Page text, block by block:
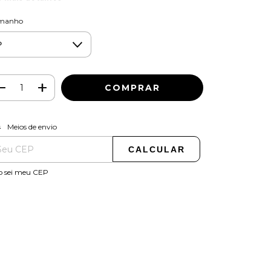
para o CEP:
Meios de envio
CALCULAR
sei meu CEP